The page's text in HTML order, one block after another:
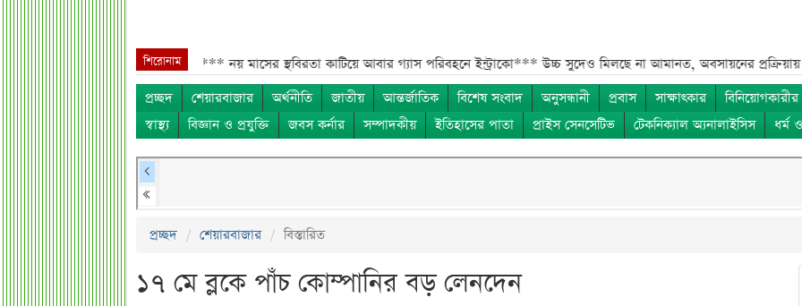
শিরোনাম
জন্য বড় সুখবর*** নয় মাসের স্থবিরতা কাটিয়ে আবার গ্যাস পরিবহনে ইন্ট্রাকো*** উচ্চ সুদেও মিলছে না আমানত, অবসায়নের প্রক্রিয়ায় ৫ আর্থিক
প্রচ্ছদ
শেয়ারবাজার অর্থনীতি জাতীয় আন্তর্জাতিক বিশেষ সংবাদ অনুসন্ধানী প্রবাস সাক্ষাৎকার
স্বাস্থ্য
বিজ্ঞান ও প্রযুক্তি জবস কর্নার সম্পাদকীয় ইতিহাসের পাতা প্রাইস সেনসেটিভ টেকনিক্যাল অ্যনালাইসিস ধর্ম
প্রচ্ছদ শেয়ারবাজার বিস্তারিত
১৭ মে ব্লকে পাঁচ কোম্পানির বড় লেনদেন